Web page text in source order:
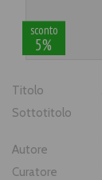
sconto
5%
Titolo
Sottotitolo
Autore
Curatore